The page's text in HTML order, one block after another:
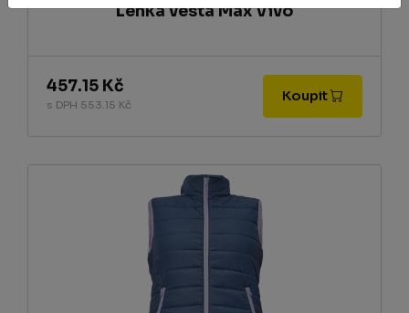
Lehká vesta Max Vivo
457.15 Kč
s DPH 553.15 Kč
Koupit